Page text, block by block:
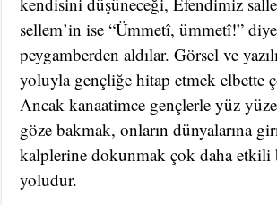
sellem’in ise “Ümmetî, ümmetî!”
peygamberden aldılar. Görsel ve
yoluyla gençliğe hitap etmek elbette
Ancak kanaatimce gençlerle yüz
göze bakmak, onların dünyalarına
kalplerine dokunmak çok daha
yoludur.